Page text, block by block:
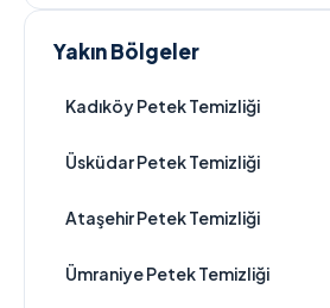
Yakın Bölgeler
Kadıköy Petek Temizliği
Üsküdar Petek Temizliği
Ataşehir Petek Temizliği
Ümraniye Petek Temizliği